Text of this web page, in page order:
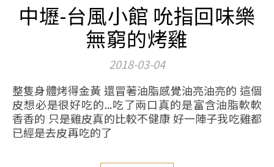
中壢-台風小館 吮指回味樂
無窮的烤雞
2018-03-04
整隻身體烤得金黃 還冒著油脂感覺油亮油亮的 這個
皮想必是很好吃的...吃了兩口真的是富含油脂軟軟
香香的 只是雞皮真的比較不健康 好一陣子我吃雞都
已經是去皮再吃的了